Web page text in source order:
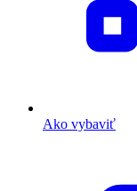
Ako vybaviť